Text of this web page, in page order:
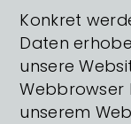
Konkret
Daten
unsere
Webbrowser
unserem